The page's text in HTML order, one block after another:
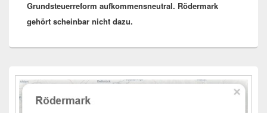
Beitrag:
Grundsteuerreform aufkommensneutral. Rödermark
gehört scheinbar nicht dazu.
Seitenleisten-
Widgetbereich